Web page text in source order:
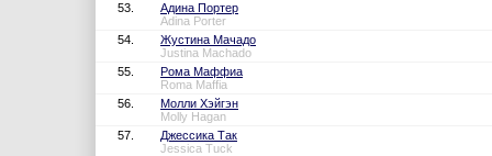
53.
Адина Портер
Adina Porter
54.
Жустина Мачадо
Justina Machado
55.
Рома Маффиа
Roma Maffia
56.
Молли Хэйгэн
Molly Hagan
57.
Джессика Так
Jessica Tuck